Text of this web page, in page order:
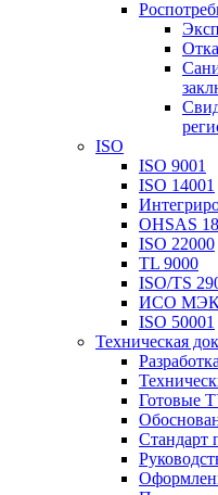
ISO
ISO 9001
ISO 14001
OHSAS
ISO 22000
TL 9000
ISO/TS
ИСО МЭК
ISO 50001
Техническая
Готовые
Стандарт